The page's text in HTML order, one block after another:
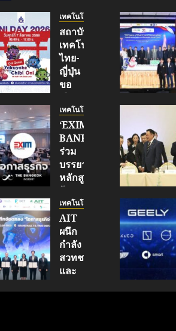
เทคโนโลยี
สถาบัน
เทคโนโลยี
ไทย-
ญี่ปุ่น
ขอ
เชิญ
เข้า
ร่วม
งาน
TNI
Day
2026
ฉลอง
ครบ
รอบ
19 ปี
TNI
กรกฎาคม
17, 2026
เทคโนโลยี
‘EXIM
BANK’
ร่วม
บรรยาย
หลักสูตร
ผู้
บริหาร
หนุน
ธุรกิจ
‘Wellness-
Longevity’
สู่
โลก
เทคโนโลยี
AIT
ผนึก
กำลัง
สวทช.
และ